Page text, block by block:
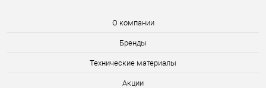
О компании
Бренды
Технические материалы
Акции